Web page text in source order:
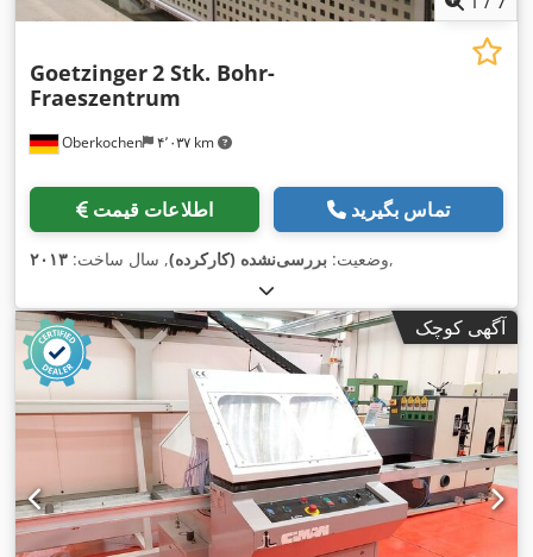
Oberkochen ۴٬۰۳۷ km
Goetzinger2 Stk. Bohr-
Fraeszentrum
اطلاعات قیمت تماس بگیرید
وضعیت: بررسی‌نشده (کارکرده), سال ساخت: ۲۰۱۳ ,
آگهی کوچک